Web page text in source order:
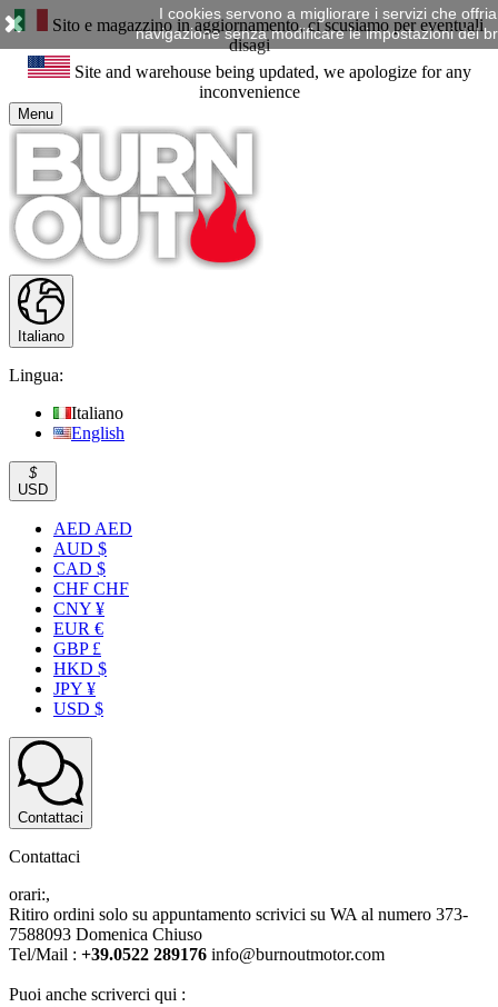
Sito e magazzino in aggiornamento, ci scusiamo per eventuali
disagi
Site and warehouse being updated, we apologize for any
inconvenience
Menu
Italiano
Lingua:
Italiano
English
$
USD
AED AED
AUD $
CAD $
CHF CHF
CNY ¥
EUR €
GBP £
HKD $
JPY ¥
USD $
Contattaci
Contattaci
orari:,
Ritiro ordini solo su appuntamento scrivici su WA al numero 373-
7588093 Domenica Chiuso
Tel/Mail : +39.0522 289176 info@burnoutmotor.com
Puoi anche scriverci qui :
I cookies servono a migliorare i servizi che
navigazione senza modificare le impostazioni del